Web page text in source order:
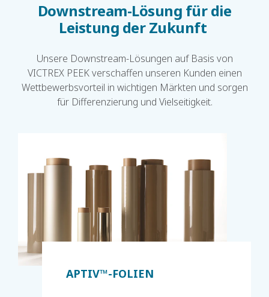
Downstream-Lösung für die
Leistung der Zukunft
Unsere Downstream-Lösungen auf Basis von
VICTREX PEEK verschaffen unseren Kunden einen
Wettbewerbsvorteil in wichtigen Märkten und sorgen
für Differenzierung und Vielseitigkeit.
APTIV™-FOLIEN